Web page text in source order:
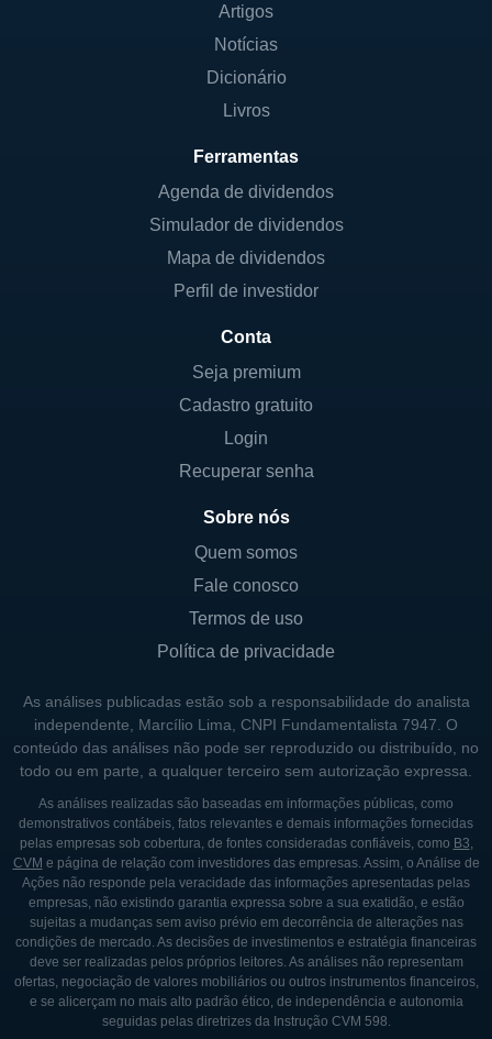
Artigos
Notícias
Dicionário
Livros
Ferramentas
Agenda de dividendos
Simulador de dividendos
Mapa de dividendos
Perfil de investidor
Conta
Seja premium
Cadastro gratuito
Login
Recuperar senha
Sobre nós
Quem somos
Fale conosco
Termos de uso
Política de privacidade
As análises publicadas estão sob a responsabilidade do analista
independente, Marcílio Lima, CNPI Fundamentalista 7947. O
conteúdo das análises não pode ser reproduzido ou distribuído, no
todo ou em parte, a qualquer terceiro sem autorização expressa.
As análises realizadas são baseadas em informações públicas, como
demonstrativos contábeis, fatos relevantes e demais informações fornecidas
pelas empresas sob cobertura, de fontes consideradas confiáveis, como B3,
CVM e página de relação com investidores das empresas. Assim, o Análise de
Ações não responde pela veracidade das informações apresentadas pelas
empresas, não existindo garantia expressa sobre a sua exatidão, e estão
sujeitas a mudanças sem aviso prévio em decorrência de alterações nas
condições de mercado. As decisões de investimentos e estratégia financeiras
deve ser realizadas pelos próprios leitores. As análises não representam
ofertas, negociação de valores mobiliários ou outros instrumentos financeiros,
e se alicerçam no mais alto padrão ético, de independência e autonomia
seguidas pelas diretrizes da Instrução CVM 598.